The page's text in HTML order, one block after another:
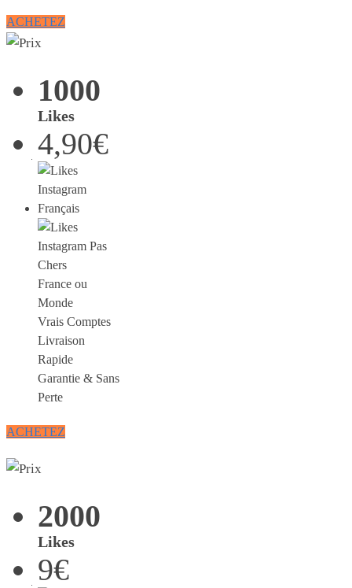
ACHETEZ
1000
Likes
4,90€
France ou
Monde
Vrais Comptes
Livraison
Rapide
Garantie & Sans
Perte
ACHETEZ
2000
Likes
9€